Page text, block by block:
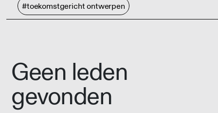
#toekomstgericht ontwerpen
Geen leden
gevonden